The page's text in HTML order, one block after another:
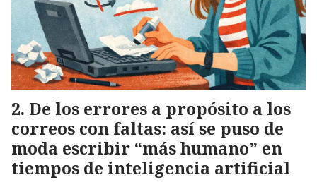
De los errores a propósito a los
correos con faltas: así se puso de
moda escribir “más humano” en
tiempos de inteligencia artificial